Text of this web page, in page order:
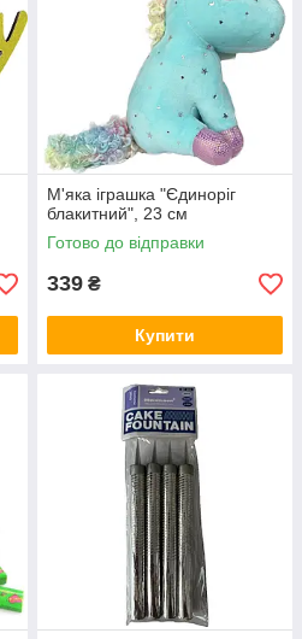
М'яка іграшка "Єдиноріг
блакитний", 23 см
Готово до відправки
339 ₴
Купити